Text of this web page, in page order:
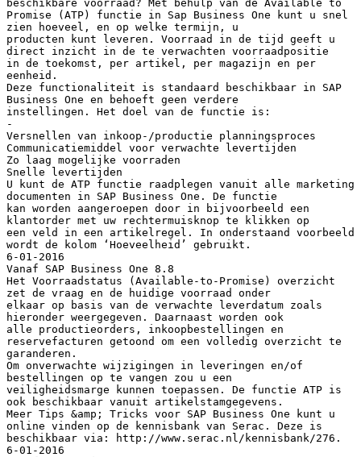
beschikbare voorraad? Met behulp van de Available to
Promise (ATP) functie in Sap Business One kunt u snel
zien hoeveel, en op welke termijn, u
producten kunt leveren. Voorraad in de tijd geeft u
direct inzicht in de te verwachten voorraadpositie
in de toekomst, per artikel, per magazijn en per
eenheid.
Deze functionaliteit is standaard beschikbaar in SAP
Business One en behoeft geen verdere
instellingen. Het doel van de functie is:
-
Versnellen van inkoop-/productie planningsproces
Communicatiemiddel voor verwachte levertijden
Zo laag mogelijke voorraden
Snelle levertijden
U kunt de ATP functie raadplegen vanuit alle marketing
documenten in SAP Business One. De functie
kan worden aangeroepen door in bijvoorbeeld een
klantorder met uw rechtermuisknop te klikken op
een veld in een artikelregel. In onderstaand voorbeeld
wordt de kolom ‘Hoeveelheid’ gebruikt.
6-01-2016
Vanaf SAP Business One 8.8
Het Voorraadstatus (Available-to-Promise) overzicht
zet de vraag en de huidige voorraad onder
elkaar op basis van de verwachte leverdatum zoals
hieronder weergegeven. Daarnaast worden ook
alle productieorders, inkoopbestellingen en
reservefacturen getoond om een volledig overzicht te
garanderen.
Om onverwachte wijzigingen in leveringen en/of
bestellingen op te vangen zou u een
veiligheidsmarge kunnen toepassen. De functie ATP is
ook beschikbaar vanuit artikelstamgegevens.
Meer Tips &amp; Tricks voor SAP Business One kunt u
online vinden op de kennisbank van Serac. Deze is
beschikbaar via: http://www.serac.nl/kennisbank/276.
6-01-2016